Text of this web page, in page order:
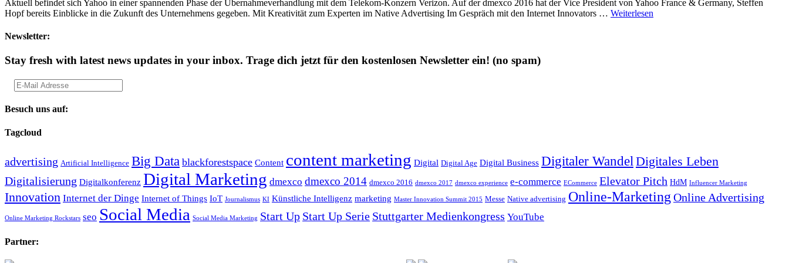
Aktuell befindet sich Yahoo in einer spannenden Phase der Übernahmeverhandlung mit dem Telekom-Konzern Verizon. Auf der dmexco 2016 hat der Vice President von Yahoo France & Germany, Steffen
Hopf bereits Einblicke in die Zukunft des Unternehmens gegeben. Mit Kreativität zum Experten im Native Advertising Im Gespräch mit den Internet Innovators … Weiterlesen
Newsletter:
Stay fresh with latest news updates in your inbox. Trage dich jetzt für den kostenlosen Newsletter ein! (no spam)
Besuch uns auf:
Tagcloud
advertising Artificial Intelligence Big Data blackforestspace Content content marketing Digital Digital Age Digital Business Digitaler Wandel Digitales Leben
Digitalisierung Digitalkonferenz Digital Marketing dmexco dmexco 2014 dmexco 2016 dmexco 2017 dmexco experience e-commerce ECommerce Elevator Pitch HdM Influencer Marketing
Innovation Internet der Dinge Internet of Things IoT Journalismus KI Künstliche Intelligenz marketing Master Innovation Summit 2015 Messe Native advertising Online-Marketing Online Advertising
Online Marketing Rockstars seo Social Media Social Media Marketing Start Up Start Up Serie Stuttgarter Medienkongress YouTube
Partner: